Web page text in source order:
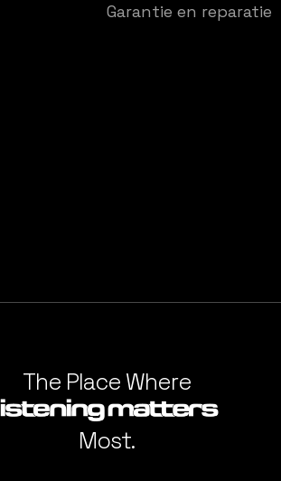
Garantie en reparatie
The Place Where
Most.